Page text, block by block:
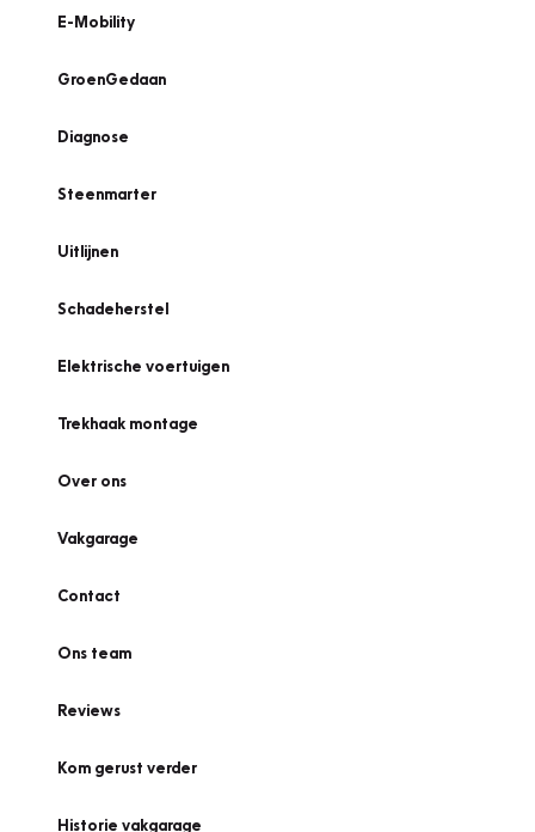
E-Mobility
GroenGedaan
Diagnose
Steenmarter
Uitlijnen
Schadeherstel
Elektrische voertuigen
Trekhaak montage
Over ons
Vakgarage
Contact
Ons team
Reviews
Kom gerust verder
Historie vakgarage